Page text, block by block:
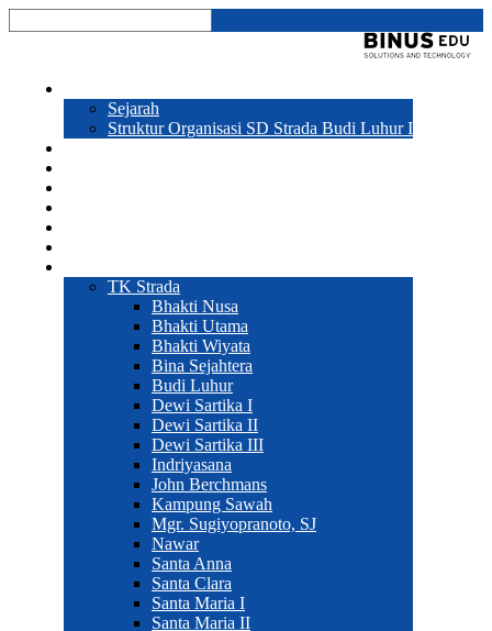
Sejarah
Struktur Organisasi SD Strada Budi Luhur I
TK Strada
Bhakti Nusa
Bhakti Utama
Bhakti Wiyata
Bina Sejahtera
Budi Luhur
Dewi Sartika I
Dewi Sartika II
Dewi Sartika III
Indriyasana
John Berchmans
Kampung Sawah
Mgr. Sugiyopranoto, SJ
Nawar
Santa Anna
Santa Clara
Santa Maria I
Santa Maria II